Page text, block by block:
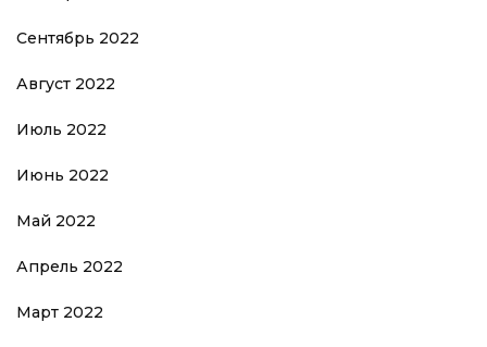
Сентябрь 2022
Август 2022
Июль 2022
Июнь 2022
Май 2022
Апрель 2022
Март 2022